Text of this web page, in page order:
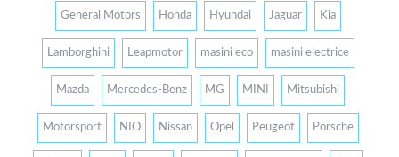
General Motors Honda Hyundai Jaguar Kia
Lamborghini Leapmotor masini eco masini electrice
Mazda Mercedes-Benz MG MINI Mitsubishi
Motorsport NIO Nissan Opel Peugeot Porsche